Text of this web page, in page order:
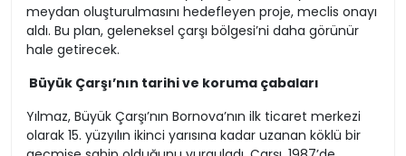
meydan oluşturulmasını hedefleyen proje, meclis onayı
aldı. Bu plan, geleneksel çarşı bölgesi’ni daha görünür
hale getirecek.
Büyük Çarşı’nın tarihi ve koruma çabaları
Yılmaz, Büyük Çarşı’nın Bornova’nın ilk ticaret merkezi
olarak 15. yüzyılın ikinci yarısına kadar uzanan köklü bir